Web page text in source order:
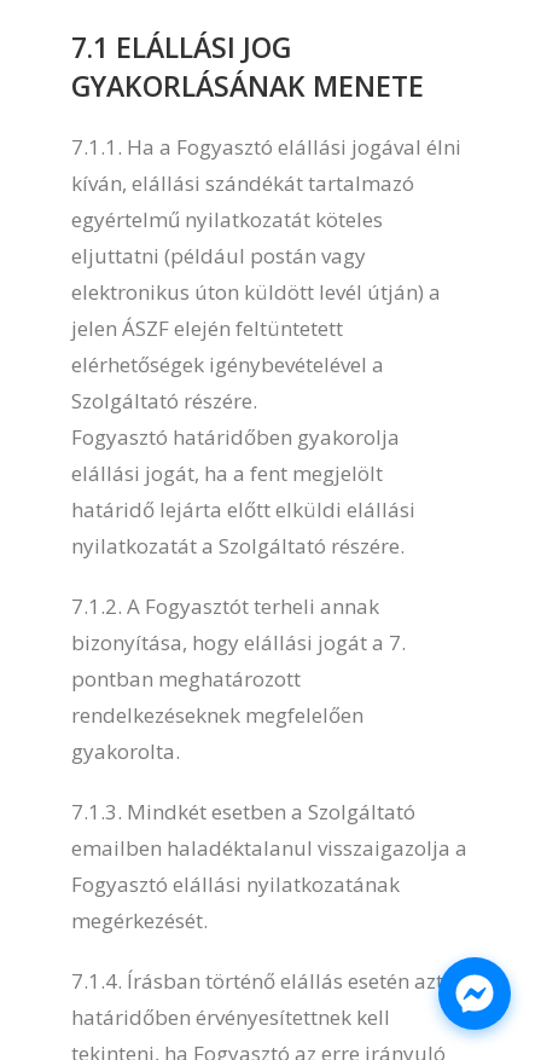
7.1 ELÁLLÁSI JOG
GYAKORLÁSÁNAK MENETE
7.1.1. Ha a Fogyasztó elállási jogával élni
kíván, elállási szándékát tartalmazó
egyértelmű nyilatkozatát köteles
eljuttatni (például postán vagy
elektronikus úton küldött levél útján) a
jelen ÁSZF elején feltüntetett
elérhetőségek igénybevételével a
Szolgáltató részére.
Fogyasztó határidőben gyakorolja
elállási jogát, ha a fent megjelölt
határidő lejárta előtt elküldi elállási
nyilatkozatát a Szolgáltató részére.
7.1.2. A Fogyasztót terheli annak
bizonyítása, hogy elállási jogát a 7.
pontban meghatározott
rendelkezéseknek megfelelően
gyakorolta.
7.1.3. Mindkét esetben a Szolgáltató
emailben haladéktalanul visszaigazolja a
Fogyasztó elállási nyilatkozatának
megérkezését.
7.1.4. Írásban történő elállás esetén azt
határidőben érvényesítettnek kell
tekinteni, ha Fogyasztó az erre irányuló